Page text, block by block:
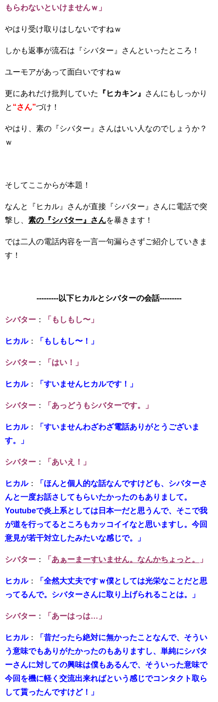
もらわないといけませんｗ」
やはり受け取りはしないですねｗ
しかも返事が流石は『シバター』さんといったところ！
ユーモアがあって面白いですねｗ
更にあれだけ批判していた 『ヒカキン』
さんにもしっかり
と “さん”づけ！
やはり、素の『シバター』さんはいい人なのでしょうか？
ｗ
そしてここからが本題！
なんと『ヒカル』さんが直接『シバター』さんに電話で突
撃し、 素の『シバター』さんを暴きます！
では二人の電話内容を一言一句漏らさずご紹介していきま
す！
---------以下ヒカルとシバターの会話---------
シバター ： 「もしもし〜」
ヒカル： 「もしもし〜！」
シバター ： 「はい！」
ヒカル： 「すいませんヒカルです！」
シバター ： 「あっどうもシバターです。」
ヒカル：
「すいませんわざわざ電話ありがとうございま
す。」
シバター ： 「あいえ！」
ヒカル：
「ほんと個人的な話なんですけども、シバターさ
んと一度お話さしてもらいたかったのもありまして。
Youtubeで炎上系としては日本一だと思うんで、そこで我
が道を行ってるところもカッコイイなと思いますし。今回
意見が若干対立したみたいな感じで。」
シバター ： 「 あぁーまーすいません。なんかちょっと。 」
ヒカル：
「全然大丈夫ですｗ僕としては光栄なことだと思
ってるんで。シバターさんに取り上げられることは。」
シバター ： 「あーはっは…」
ヒカル：
「昔だったら絶対に無かったことなんで、そうい
う意味でもありがたかったのもありますし、単純にシバタ
ーさんに対しての興味は僕もあるんで、そういった意味で
今回を機に軽く交流出来ればという感じでコンタクト取ら
して貰ったんですけど！」